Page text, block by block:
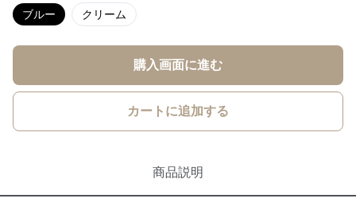
ブルー クリーム
購入画面に進む
カートに追加する
商品説明